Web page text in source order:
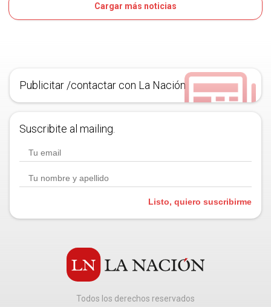
Cargar más noticias
Publicitar /contactar con La Nación
Suscribite al mailing.
Listo, quiero suscribirme
Todos los derechos reservados